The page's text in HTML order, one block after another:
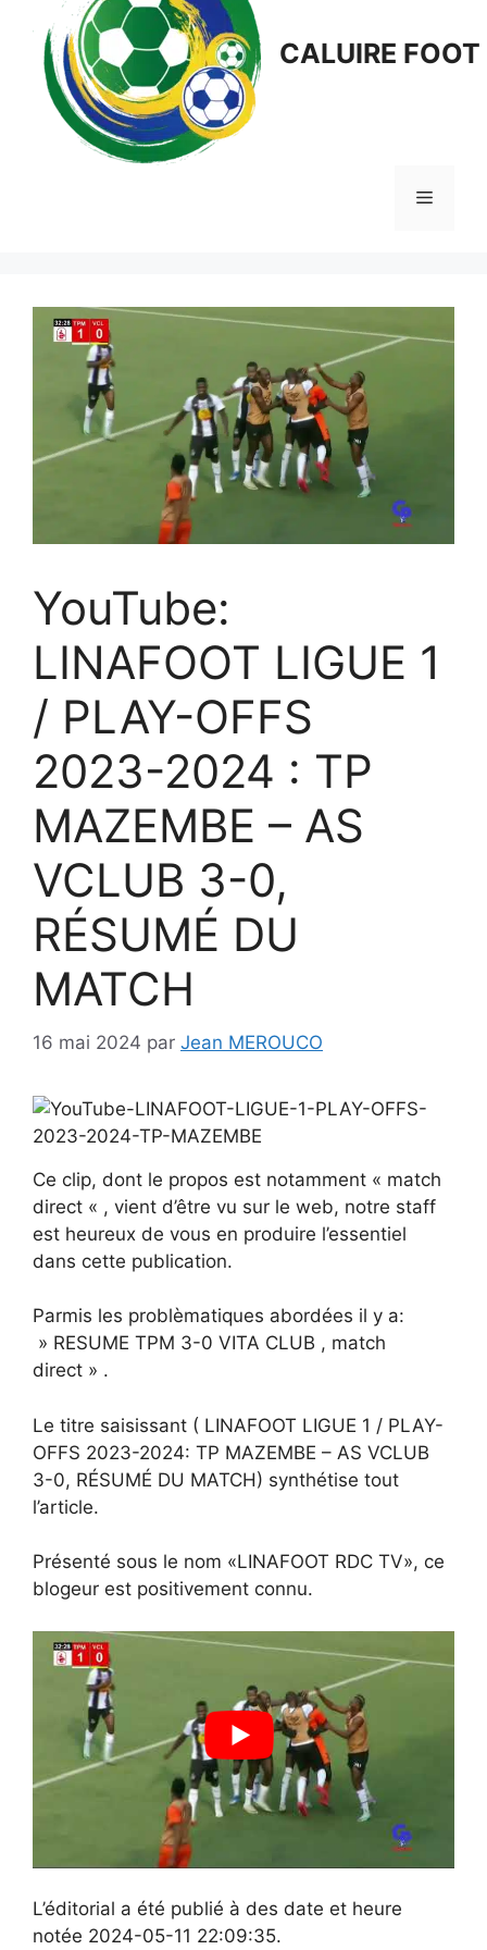
CALUIRE FOOT
Menu
YouTube:
LINAFOOT LIGUE 1
/ PLAY-OFFS
2023-2024 : TP
MAZEMBE – AS
VCLUB 3-0,
RÉSUMÉ DU
MATCH
16 mai 2024 par Jean MEROUCO
Ce clip, dont le propos est notamment « match
direct « , vient d’être vu sur le web, notre staff
est heureux de vous en produire l’essentiel
dans cette publication.
Parmis les problèmatiques abordées il y a:
» RESUME TPM 3-0 VITA CLUB , match
direct » .
Le titre saisissant ( LINAFOOT LIGUE 1 / PLAY-
OFFS 2023-2024: TP MAZEMBE – AS VCLUB
3-0, RÉSUMÉ DU MATCH) synthétise tout
l’article.
Présenté sous le nom «LINAFOOT RDC TV», ce
blogeur est positivement connu.
L’éditorial a été publié à des date et heure
notée 2024-05-11 22:09:35.